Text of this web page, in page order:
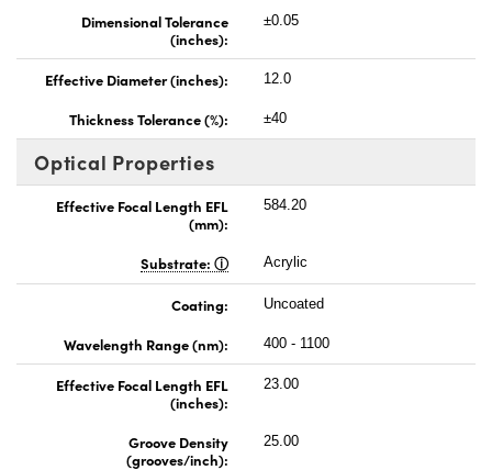
Dimensional Tolerance
(inches):
±0.05
Effective Diameter (inches): 12.0
Thickness Tolerance (%): ±40
Optical Properties
Effective Focal Length EFL
(mm):
584.20
Substrate: Acrylic
Coating: Uncoated
Wavelength Range (nm): 400 - 1100
Effective Focal Length EFL
(inches):
23.00
Groove Density
(grooves/inch):
25.00